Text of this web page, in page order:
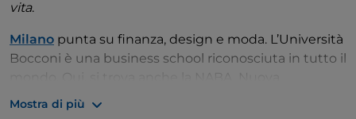
vita.
Milano punta su finanza, design e moda. L’Università
Bocconi è una business school riconosciuta in tutto il
Accademia di Belle Arti. Pur essendo più cara di altre
Mostra di più